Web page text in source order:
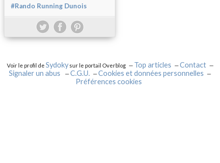
#Rando Running Dunois
Voir le profil de Sydokysur le portail Overblog Top articles
Contact
Signaler un abus
C.G.U.
Cookies et données personnelles
Préférences cookies